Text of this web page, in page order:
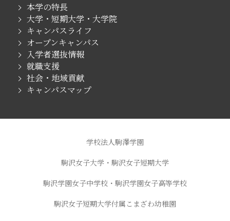
本学の特長
大学・短期大学・大学院
キャンパスライフ
オープンキャンパス
入学者選抜情報
就職支援
社会・地域貢献
キャンパスマップ
学校法人駒澤学園
駒沢女子大学・駒沢女子短期大学
駒沢学園女子中学校・駒沢学園女子高等学校
駒沢女子短期大学付属こまざわ幼稚園